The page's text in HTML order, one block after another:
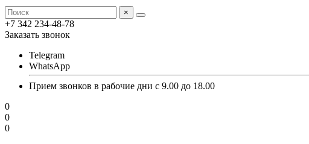
×
+7 342 234-48-78
Заказать звонок
Telegram
WhatsApp
Прием звонков в рабочие дни с 9.00 до 18.00
0
0
0